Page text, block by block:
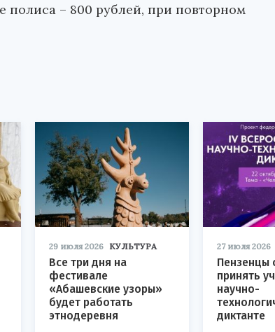
полиса – 800 рублей, при повторном
29 июля 2026 КУЛЬТУРА
Все три дня на
фестивале
«Абашевские узоры»
будет работать
этнодеревня
27 июля 2026
Пензенцы
принять
научно-
диктанте